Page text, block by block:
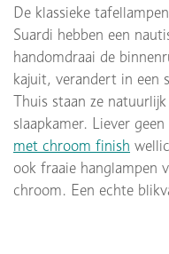
De klassieke
Suardi hebben een
handomdraai de
kajuit, verandert in een
Thuis staan ze
slaapkamer. Liever
met chroom finish
ook fraaie hanglampen
chroom. Een echte